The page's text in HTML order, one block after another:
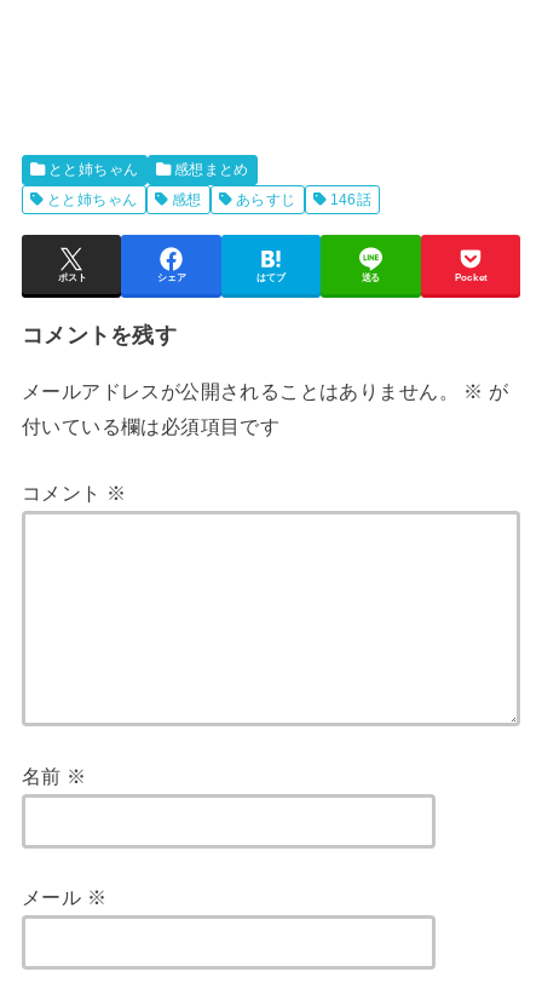
とと姉ちゃん
感想まとめ
とと姉ちゃん
感想 あらすじ 146話
ポスト シェア はてブ 送る Pocket
コメントを残す
メールアドレスが公開されることはありません。 ※ が
付いている欄は必須項目です
コメント ※
名前 ※
メール ※